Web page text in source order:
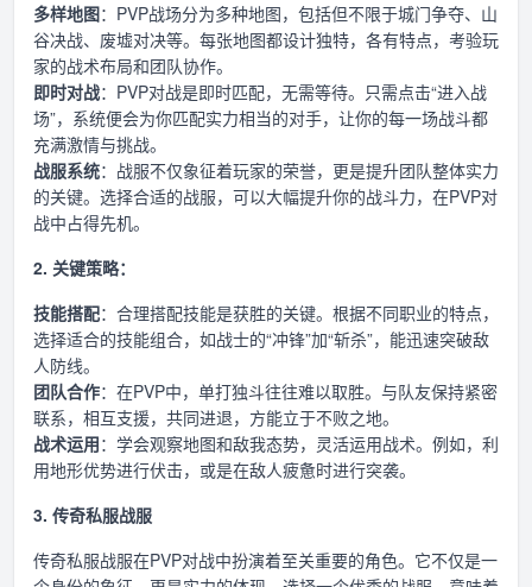
多样地图：PVP战场分为多种地图，包括但不限于城门争夺、山
谷决战、废墟对决等。每张地图都设计独特，各有特点，考验玩
家的战术布局和团队协作。
即时对战：PVP对战是即时匹配，无需等待。只需点击“进入战
场”，系统便会为你匹配实力相当的对手，让你的每一场战斗都
充满激情与挑战。
战服系统：战服不仅象征着玩家的荣誉，更是提升团队整体实力
的关键。选择合适的战服，可以大幅提升你的战斗力，在PVP对
战中占得先机。
2. 关键策略：
技能搭配：合理搭配技能是获胜的关键。根据不同职业的特点，
选择适合的技能组合，如战士的“冲锋”加“斩杀”，能迅速突破敌
人防线。
团队合作：在PVP中，单打独斗往往难以取胜。与队友保持紧密
联系，相互支援，共同进退，方能立于不败之地。
战术运用：学会观察地图和敌我态势，灵活运用战术。例如，利
用地形优势进行伏击，或是在敌人疲惫时进行突袭。
3. 传奇私服战服
传奇私服战服在PVP对战中扮演着至关重要的角色。它不仅是一